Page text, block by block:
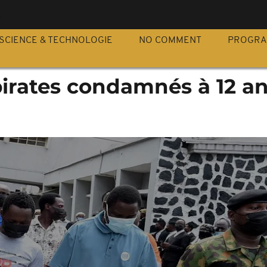
SCIENCE & TECHNOLOGIE NO COMMENT
condamnés à 12